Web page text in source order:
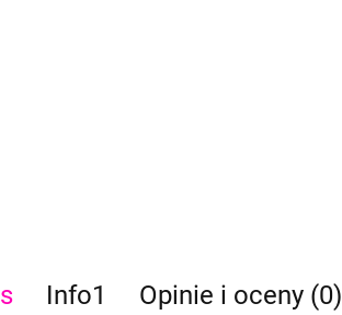
Info1 Opinie i oceny (0)